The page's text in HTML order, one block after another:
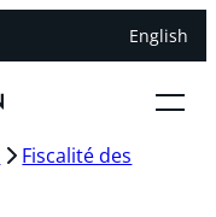
English
Fiscalité des